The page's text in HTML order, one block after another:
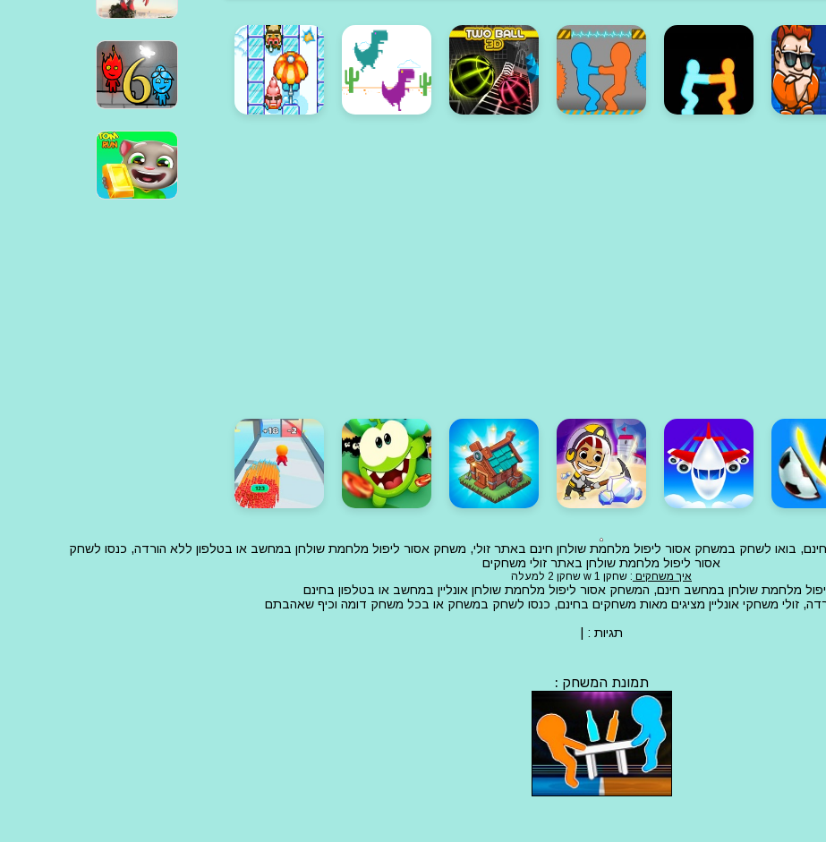
בואו לשחק במשחק אסור ליפול מלחמת שולחן חינם באתר זולי, משחק אסור ליפול מלחמת שולחן במחשב או בטלפון ללא הורדה, כנסו לשחק
אסור ליפול מלחמת שולחן באתר זולי משחקים
איך משחקים : שחקן 1 w שחקן 2 למעלה
מלחמת שולחן במחשב חינם, המשחק אסור ליפול מלחמת שולחן אונליין במחשב או בטלפון בחינם
זולי משחקי אונליין מציגים מאות משחקים בחינם, כנסו לשחק במשחק או בכל משחק דומה וכיף שאהבתם
תגיות :
תמונת המשחק :